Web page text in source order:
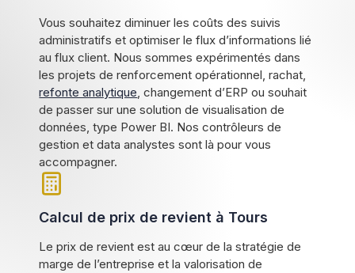
Vous souhaitez diminuer les coûts des suivis
administratifs et optimiser le flux d’informations lié
au flux client. Nous sommes expérimentés dans
les projets de renforcement opérationnel, rachat,
refonte analytique, changement d’ERP ou souhait
de passer sur une solution de visualisation de
données, type Power BI. Nos contrôleurs de
gestion et data analystes sont là pour vous
accompagner.
Calcul de prix de revient à Tours
Le prix de revient est au cœur de la stratégie de
marge de l’entreprise et la valorisation de